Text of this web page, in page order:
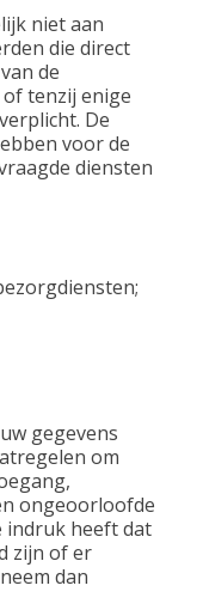
niet aan
die direct
de
tenzij enige
De
voor de
diensten
gegevens
om
ongeoorloofde
indruk heeft dat
zijn of er
dan